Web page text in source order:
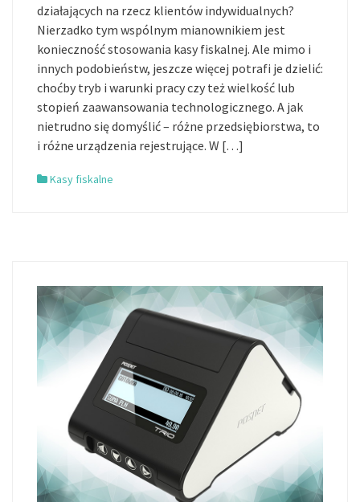
działających na rzecz klientów indywidualnych?
Nierzadko tym wspólnym mianownikiem jest
konieczność stosowania kasy fiskalnej. Ale mimo i
innych podobieństw, jeszcze więcej potrafi je dzielić:
choćby tryb i warunki pracy czy też wielkość lub
stopień zaawansowania technologicznego. A jak
nietrudno się domyślić – różne przedsiębiorstwa, to
i różne urządzenia rejestrujące. W […]
Kasy fiskalne